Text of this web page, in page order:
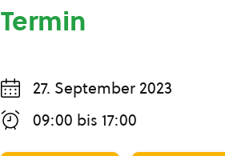
Termin
27. September 2023
09:00 bis 17:00